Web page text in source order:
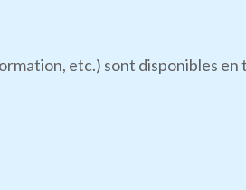
etc.) sont disponibles